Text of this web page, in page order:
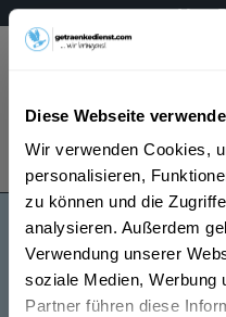
Diese Webseite
Wir verwenden Cookies,
personalisieren,
zu können und die
analysieren. Außerdem
Verwendung unserer
soziale Medien, Werbung
Partner führen diese
Mo –
Menü
Ruppaner